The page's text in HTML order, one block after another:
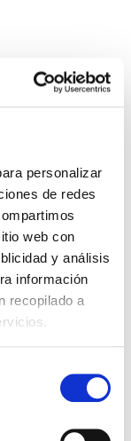
personalizar
de redes
web con
y análisis
información
recopilado a
il n’a
spectacles
pour
une
cœur de